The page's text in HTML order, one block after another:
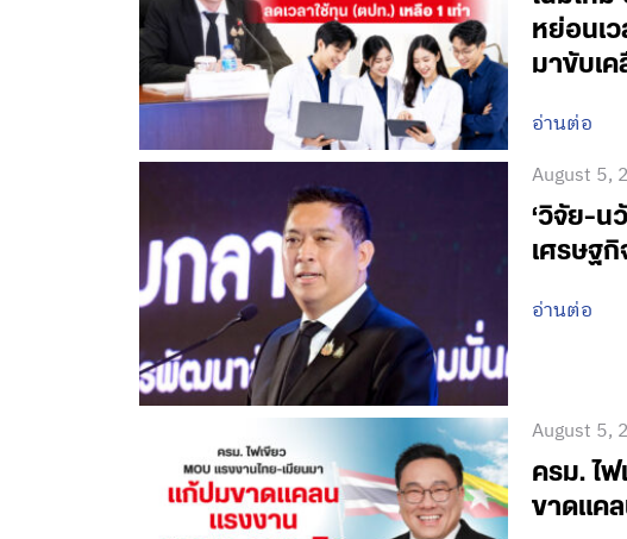
หย่อนเ
มาขับเ
อ่านต่อ
August 5,
‘วิจัย-น
เศรษฐกิ
อ่านต่อ
August 5,
ครม. ไฟ
ขาดแค